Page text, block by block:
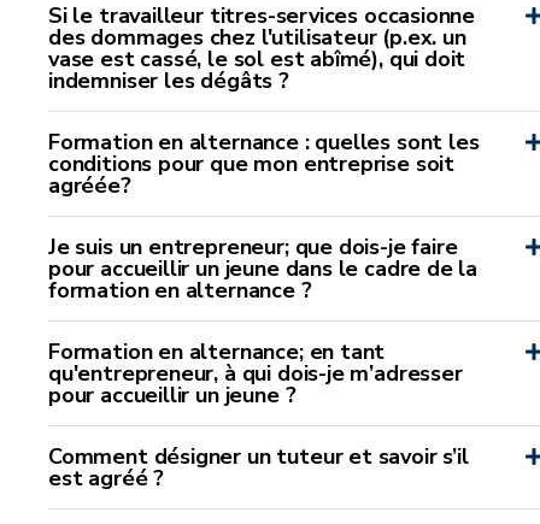
Si le travailleur titres-services occasionne
des dommages chez l'utilisateur (p.ex. un
vase est cassé, le sol est abîmé), qui doit
indemniser les dégâts ?
Formation en alternance : quelles sont les
conditions pour que mon entreprise soit
agréée?
Je suis un entrepreneur; que dois-je faire
pour accueillir un jeune dans le cadre de la
formation en alternance ?
Formation en alternance; en tant
qu'entrepreneur, à qui dois-je m’adresser
pour accueillir un jeune ?
Comment désigner un tuteur et savoir s’il
est agréé ?